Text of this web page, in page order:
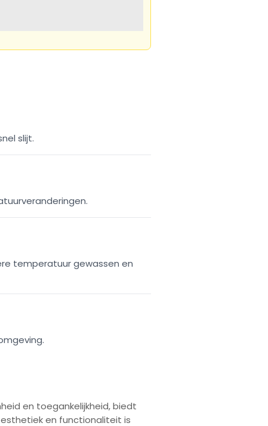
slijt.
temperatuur gewassen en
en toegankelijkheid, biedt
en functionaliteit is